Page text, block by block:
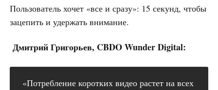
Пользователь хочет «все и сразу»: 15 секунд, чтобы
зацепить и удержать внимание.
Дмитрий Григорьев, CBDO Wunder Digital:
«Потребление коротких видео растет на всех